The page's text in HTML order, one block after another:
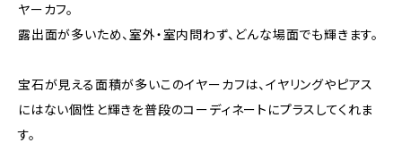
ヤーカフ。
露出面が多いため、室外・室内問わず、どんな場面でも輝きます。
宝石が見える面積が多いこのイヤーカフは、イヤリングやピアス
にはない個性と輝きを普段のコーディネートにプラスしてくれま
す。